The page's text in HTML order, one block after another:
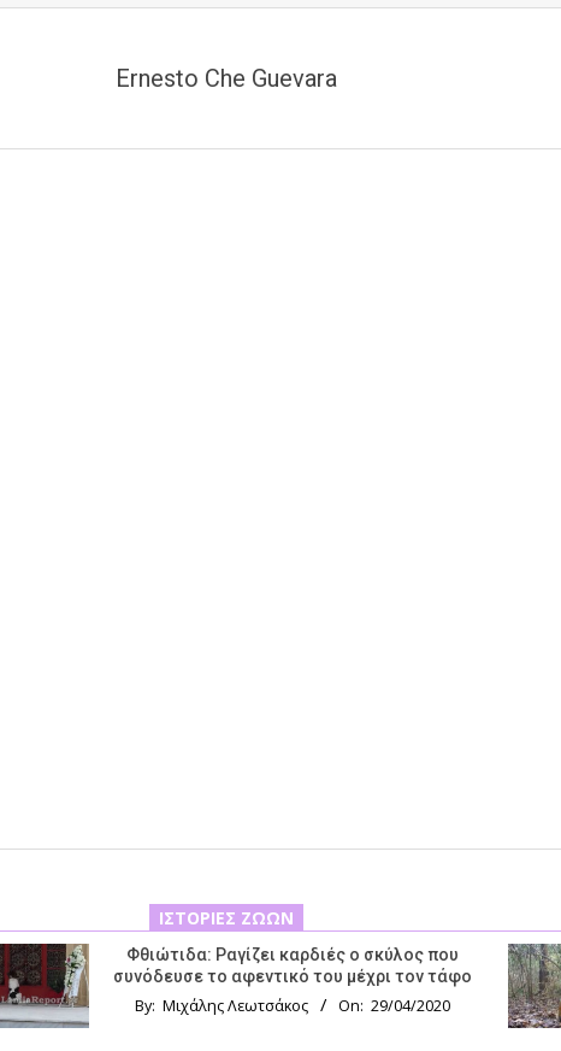
Ernesto Che Guevara
ΙΣΤΟΡΊΕΣ ΖΏΩΝ
Φθιώτιδα: Ραγίζει καρδιές ο σκύλος που
συνόδευσε το αφεντικό του μέχρι τον τάφο
By: Μιχάλης Λεωτσάκος On: 29/04/2020